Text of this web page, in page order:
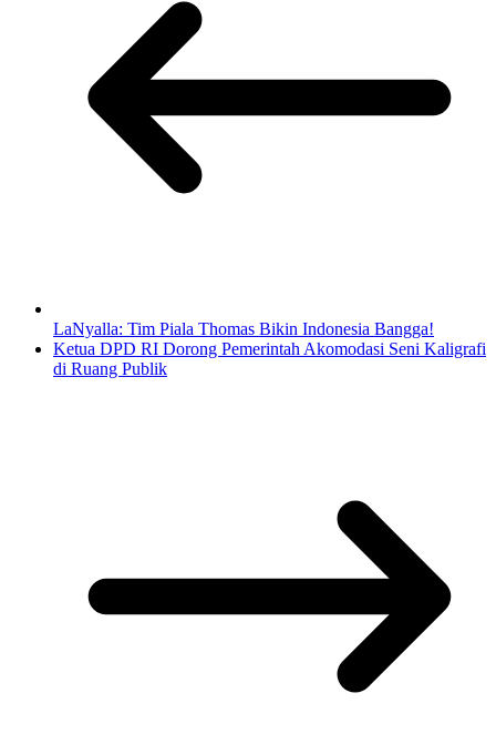
LaNyalla: Tim Piala Thomas Bikin Indonesia Bangga!
Ketua DPD RI Dorong Pemerintah Akomodasi Seni Kaligrafi
di Ruang Publik